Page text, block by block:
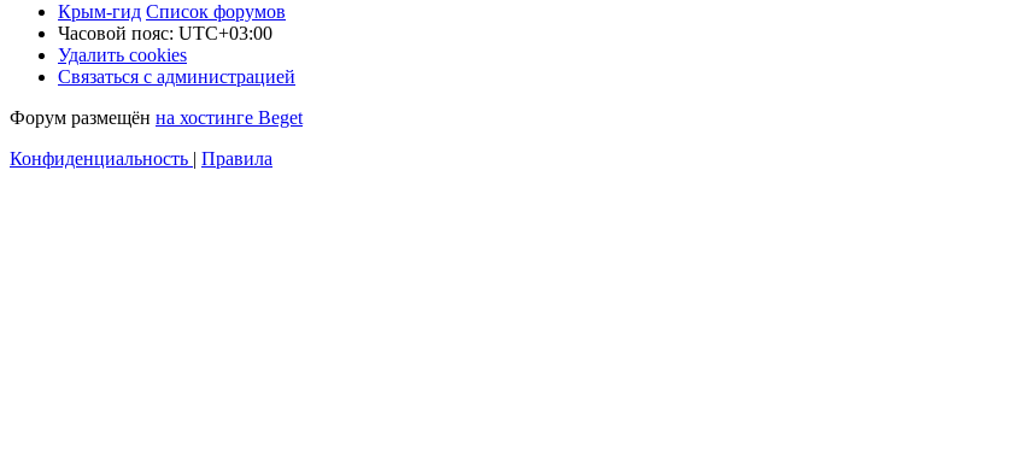
Крым-гид Список форумов
Часовой пояс: UTC+03:00
Удалить cookies
Связаться с администрацией
Форум размещён на хостинге Beget
Конфиденциальность | Правила